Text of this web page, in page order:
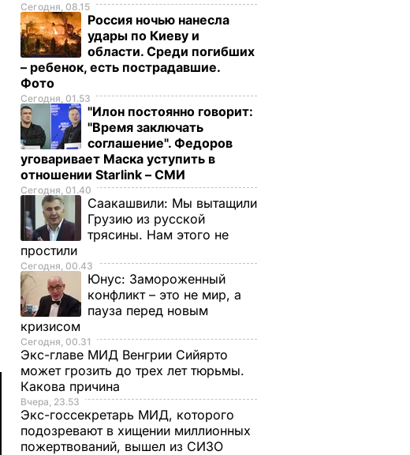
Сегодня, 08.15
Россия ночью нанесла
удары по Киеву и
области. Среди погибших
– ребенок, есть пострадавшие.
Фото
Сегодня, 01.53
"Илон постоянно говорит:
"Время заключать
соглашение". Федоров
уговаривает Маска уступить в
отношении Starlink – СМИ
Сегодня, 01.40
Саакашвили: Мы вытащили
Грузию из русской
трясины. Нам этого не
простили
Сегодня, 00.43
Юнус: Замороженный
конфликт – это не мир, а
пауза перед новым
кризисом
Сегодня, 00.31
Экс-главе МИД Венгрии Сийярто
может грозить до трех лет тюрьмы.
Какова причина
Вчера, 23.53
Экс-госсекретарь МИД, которого
подозревают в хищении миллионных
пожертвований, вышел из СИЗО